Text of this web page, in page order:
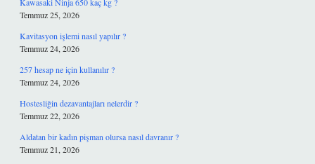
Temmuz 25, 2026
Kavitasyon işlemi nasıl yapılır ?
Temmuz 24, 2026
257 hesap ne için kullanılır ?
Temmuz 24, 2026
Hostesliğin dezavantajları nelerdir ?
Temmuz 22, 2026
Aldatan bir kadın pişman olursa nasıl davranır ?
Temmuz 21, 2026